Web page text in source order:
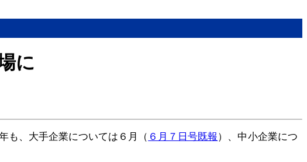
に
も、大手企業については６月（ ６月７日号既報 ）、中小企業につ